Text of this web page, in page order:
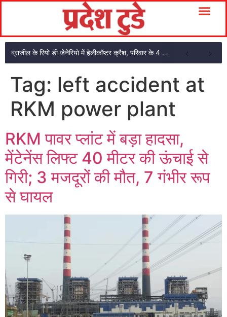
ब्राजील के रियो डी जेनेरियो में हेलीकॉप्टर क्रैश, परिवार के 4 सदस्यों की मौत
Tag: left accident at
RKM power plant
RKM पावर प्लांट में बड़ा हादसा,
मेंटेनेंस लिफ्ट 40 मीटर की ऊंचाई से
गिरी; 3 मजदूरों की मौत, 7 गंभीर रूप
से घायल